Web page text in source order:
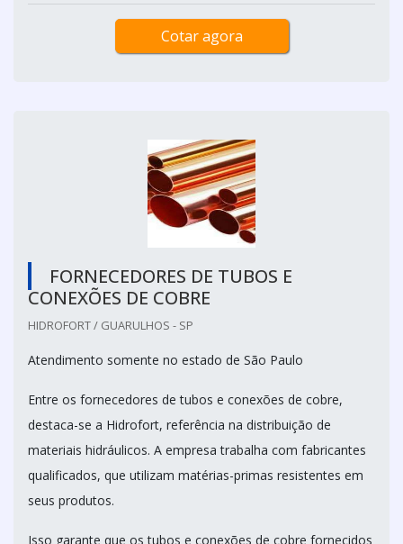
Cotar agora
FORNECEDORES DE TUBOS E
CONEXÕES DE COBRE
HIDROFORT / GUARULHOS - SP
Atendimento somente no estado de São Paulo
Entre os fornecedores de tubos e conexões de cobre,
destaca-se a Hidrofort, referência na distribuição de
materiais hidráulicos. A empresa trabalha com fabricantes
qualificados, que utilizam matérias-primas resistentes em
seus produtos.
Isso garante que os tubos e conexões de cobre fornecidos